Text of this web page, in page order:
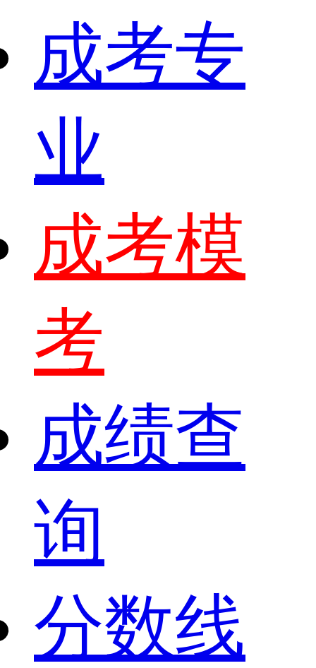
成考专
业
成考模
考
成绩查
询
分数线